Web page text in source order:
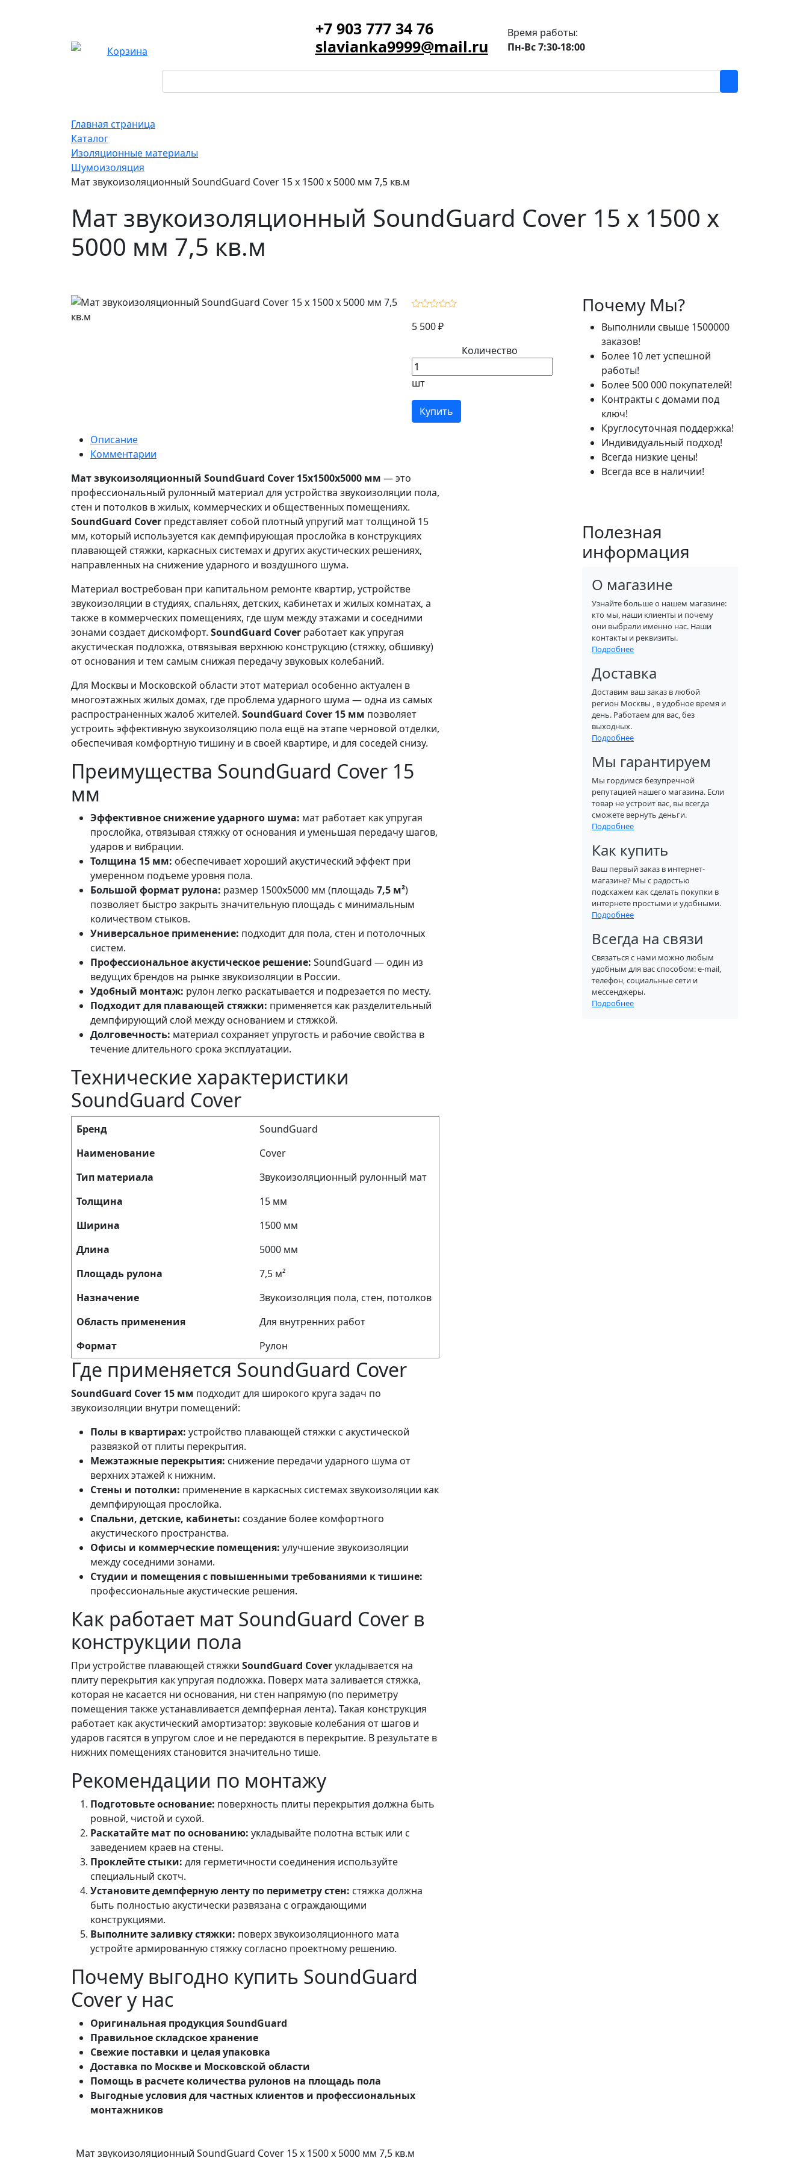
Корзина
+7 903 777 34 76
slavianka9999@mail.ru
Время работы:
Пн-Вс 7:30-18:00
Главная страница
Каталог
Изоляционные материалы
Шумоизоляция
Мат звукоизоляционный SoundGuard Cover 15 х 1500 х 5000 мм 7,5 кв.м
Мат звукоизоляционный SoundGuard Cover 15 х 1500 х
5000 мм 7,5 кв.м
5 500 ₽
Количество
шт
Купить
Описание
Комментарии
Мат звукоизоляционный SoundGuard Cover 15х1500х5000 мм — это
профессиональный рулонный материал для устройства звукоизоляции пола,
стен и потолков в жилых, коммерческих и общественных помещениях.
SoundGuard Cover представляет собой плотный упругий мат толщиной 15
мм, который используется как демпфирующая прослойка в конструкциях
плавающей стяжки, каркасных системах и других акустических решениях,
направленных на снижение ударного и воздушного шума.
Материал востребован при капитальном ремонте квартир, устройстве
звукоизоляции в студиях, спальнях, детских, кабинетах и жилых комнатах, а
также в коммерческих помещениях, где шум между этажами и соседними
зонами создает дискомфорт. SoundGuard Cover работает как упругая
акустическая подложка, отвязывая верхнюю конструкцию (стяжку, обшивку)
от основания и тем самым снижая передачу звуковых колебаний.
Для Москвы и Московской области этот материал особенно актуален в
многоэтажных жилых домах, где проблема ударного шума — одна из самых
распространенных жалоб жителей. SoundGuard Cover 15 мм позволяет
устроить эффективную звукоизоляцию пола ещё на этапе черновой отделки,
обеспечивая комфортную тишину и в своей квартире, и для соседей снизу.
Преимущества SoundGuard Cover 15
мм
Эффективное снижение ударного шума: мат работает как упругая
прослойка, отвязывая стяжку от основания и уменьшая передачу шагов,
ударов и вибрации.
Толщина 15 мм: обеспечивает хороший акустический эффект при
умеренном подъеме уровня пола.
Большой формат рулона: размер 1500х5000 мм (площадь 7,5 м²)
позволяет быстро закрыть значительную площадь с минимальным
количеством стыков.
Универсальное применение: подходит для пола, стен и потолочных
систем.
Профессиональное акустическое решение: SoundGuard — один из
ведущих брендов на рынке звукоизоляции в России.
Удобный монтаж: рулон легко раскатывается и подрезается по месту.
Подходит для плавающей стяжки: применяется как разделительный
демпфирующий слой между основанием и стяжкой.
Долговечность: материал сохраняет упругость и рабочие свойства в
течение длительного срока эксплуатации.
Технические характеристики
SoundGuard Cover
Бренд
SoundGuard
Наименование
Cover
Тип материала
Звукоизоляционный рулонный мат
Толщина
15 мм
Ширина
1500 мм
Длина
5000 мм
Площадь рулона
7,5 м²
Назначение
Звукоизоляция пола, стен, потолков
Область применения
Для внутренних работ
Формат
Рулон
Где применяется SoundGuard Cover
SoundGuard Cover 15 мм подходит для широкого круга задач по
звукоизоляции внутри помещений:
Полы в квартирах: устройство плавающей стяжки с акустической
развязкой от плиты перекрытия.
Межэтажные перекрытия: снижение передачи ударного шума от
верхних этажей к нижним.
Стены и потолки: применение в каркасных системах звукоизоляции как
демпфирующая прослойка.
Спальни, детские, кабинеты: создание более комфортного
акустического пространства.
Офисы и коммерческие помещения: улучшение звукоизоляции
между соседними зонами.
Студии и помещения с повышенными требованиями к тишине:
профессиональные акустические решения.
Как работает мат SoundGuard Cover в
конструкции пола
При устройстве плавающей стяжки SoundGuard Coverукладывается на
плиту перекрытия как упругая подложка. Поверх мата заливается стяжка,
которая не касается ни основания, ни стен напрямую (по периметру
помещения также устанавливается демпферная лента). Такая конструкция
работает как акустический амортизатор: звуковые колебания от шагов и
ударов гасятся в упругом слое и не передаются в перекрытие. В результате в
нижних помещениях становится значительно тише.
Рекомендации по монтажу
Подготовьте основание: поверхность плиты перекрытия должна быть
ровной, чистой и сухой.
Раскатайте мат по основанию: укладывайте полотна встык или с
заведением краев на стены.
Проклейте стыки: для герметичности соединения используйте
специальный скотч.
Установите демпферную ленту по периметру стен: стяжка должна
быть полностью акустически развязана с ограждающими
конструкциями.
Выполните заливку стяжки: поверх звукоизоляционного мата
устройте армированную стяжку согласно проектному решению.
Почему выгодно купить SoundGuard
Cover у нас
Оригинальная продукция SoundGuard
Правильное складское хранение
Свежие поставки и целая упаковка
Доставка по Москве и Московской области
Помощь в расчете количества рулонов на площадь пола
Выгодные условия для частных клиентов и профессиональных
монтажников
Мат звукоизоляционный SoundGuard Cover 15 х 1500 х 5000 мм 7,5 кв.м
Почему Мы?
Выполнили свыше 1500000
заказов!
Более 10 лет успешной
работы!
Более 500 000 покупателей!
Контракты с домами под
ключ!
Круглосуточная поддержка!
Индивидуальный подход!
Всегда низкие цены!
Всегда все в наличии!
Полезная
информация
О магазине
Узнайте больше о нашем магазине:
кто мы, наши клиенты и почему
они выбрали именно нас. Наши
контакты и реквизиты.
Подробнее
Доставка
Доставим ваш заказ в любой
регион Москвы , в удобное время и
день. Работаем для вас, без
выходных.
Подробнее
Мы гарантируем
Мы гордимся безупречной
репутацией нашего магазина. Если
товар не устроит вас, вы всегда
сможете вернуть деньги.
Подробнее
Как купить
Ваш первый заказ в интернет-
магазине? Мы с радостью
подскажем как сделать покупки в
интернете простыми и удобными.
Подробнее
Всегда на связи
Связаться с нами можно любым
удобным для вас способом: e-mail,
телефон, социальные сети и
мессенджеры.
Подробнее